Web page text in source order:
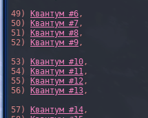
49)
Квантум #6,
50)
Квантум #7,
51)
Квантум #8,
52)
Квантум #9,
53)
Квантум #10,
54)
Квантум #11,
55)
Квантум #12,
56)
Квантум #13,
57)
Квантум #14,